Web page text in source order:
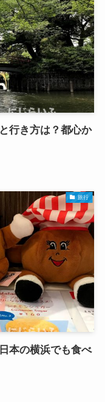
行き方は？都心か
旅行
本の横浜でも食べ